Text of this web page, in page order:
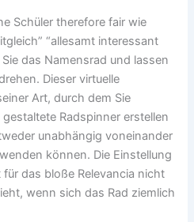
Schüler therefore fair wie
“allesamt interessant
das Namensrad und lassen
Dieser virtuelle
Art, durch dem Sie
Radspinner erstellen
unabhängig voneinander
können. Die Einstellung
das bloße Relevancia nicht
wenn sich das Rad ziemlich